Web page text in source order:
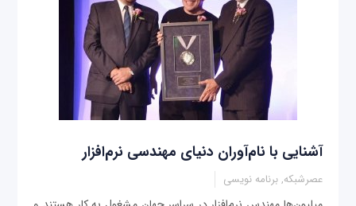
آشنایی با نام‌آوران دنیای مهندسی نرم‌افزار
عصرشبکه, برنامه نویسی